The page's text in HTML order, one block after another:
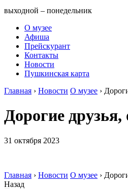
выходной – понедельник
О музее
Афиша
Прейскурант
Контакты
Новости
Пушкинская карта
Главная › Новости О музее ›
Дорогие
31 октября 2023
Главная › Новости О музее ›
Назад